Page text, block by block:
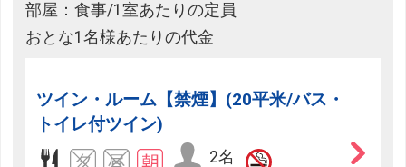
部屋：食事/1室あたりの定員
おとな1名様あたりの代金
ツイン・ルーム【禁煙】(20平米/バス・
トイレ付ツイン)
2名